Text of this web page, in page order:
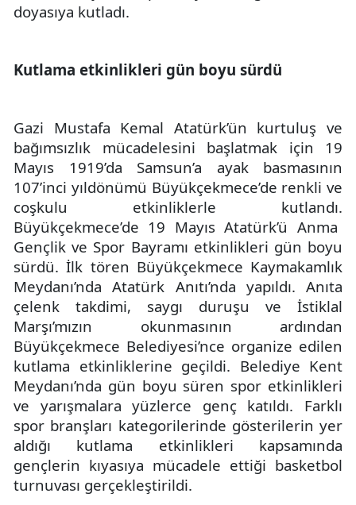
doyasıya kutladı.
Kutlama etkinlikleri gün boyu sürdü
Gazi Mustafa Kemal Atatürk’ün kurtuluş ve
bağımsızlık mücadelesini başlatmak için 19
Mayıs 1919’da Samsun’a ayak basmasının
107’inci yıldönümü Büyükçekmece’de renkli ve
coşkulu etkinliklerle kutlandı.
Büyükçekmece’de 19 Mayıs Atatürk’ü Anma
Gençlik ve Spor Bayramı etkinlikleri gün boyu
sürdü. İlk tören Büyükçekmece Kaymakamlık
Meydanı’nda Atatürk Anıtı’nda yapıldı. Anıta
çelenk takdimi, saygı duruşu ve İstiklal
Marşı’mızın okunmasının ardından
Büyükçekmece Belediyesi’nce organize edilen
kutlama etkinliklerine geçildi. Belediye Kent
Meydanı’nda gün boyu süren spor etkinlikleri
ve yarışmalara yüzlerce genç katıldı. Farklı
spor branşları kategorilerinde gösterilerin yer
aldığı kutlama etkinlikleri kapsamında
gençlerin kıyasıya mücadele ettiği basketbol
turnuvası gerçekleştirildi.